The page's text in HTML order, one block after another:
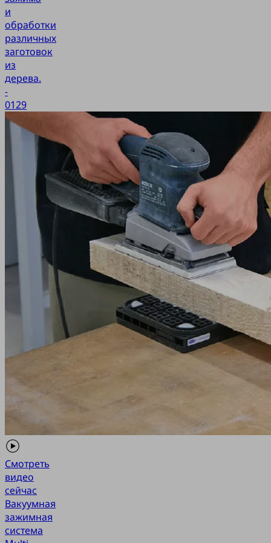
и
обработки
различных
заготовок
из
дерева.
-
0129
Смотреть
видео
сейчас
Вакуумная
зажимная
система